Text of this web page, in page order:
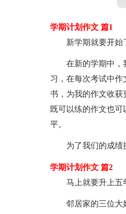
学期计划作文 篇1
新学期就要开始了
在新的学期中，我
习，在每次考试中
书，为我的作文收获
既可以练的作文也
平。
为了我们的成绩提
学期计划作文 篇2
马上就要升上五年
邻居家的三位大姐